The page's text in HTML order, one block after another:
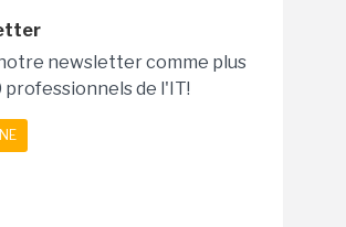
newsletter comme plus
professionnels de l'IT!